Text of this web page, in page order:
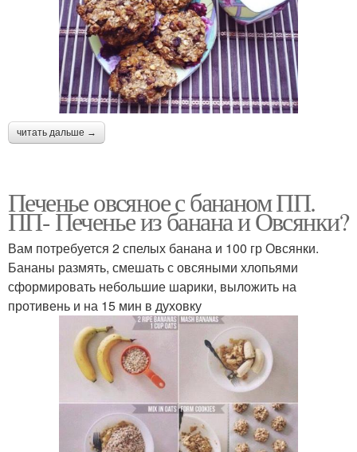
читать дальше →
Печенье овсяное с бананом ПП.
ПП- Печенье из банана и Овсянки?
Вам потребуется 2 спелых банана и 100 гр Овсянки.
Бананы размять, смешать с овсяными хлопьями
сформировать небольшие шарики, выложить на
противень и на 15 мин в духовку